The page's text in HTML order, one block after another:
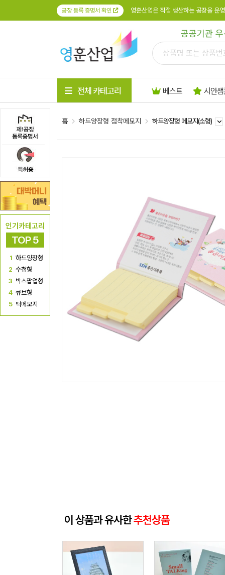
공장 등록 증명서 확인 영훈산업은 직접 생산하는 공장을 운
공공기관
인기카테고리
TOP 5
1 하드양장형
2 수첩형
3 박스팝업형
4 큐브형
5 떡메모지
전체 카테고리 베스트 시안
홈 하드양장형 점착메모지 하드양장형 메모지(소형)
이 상품과 유사한추천상품